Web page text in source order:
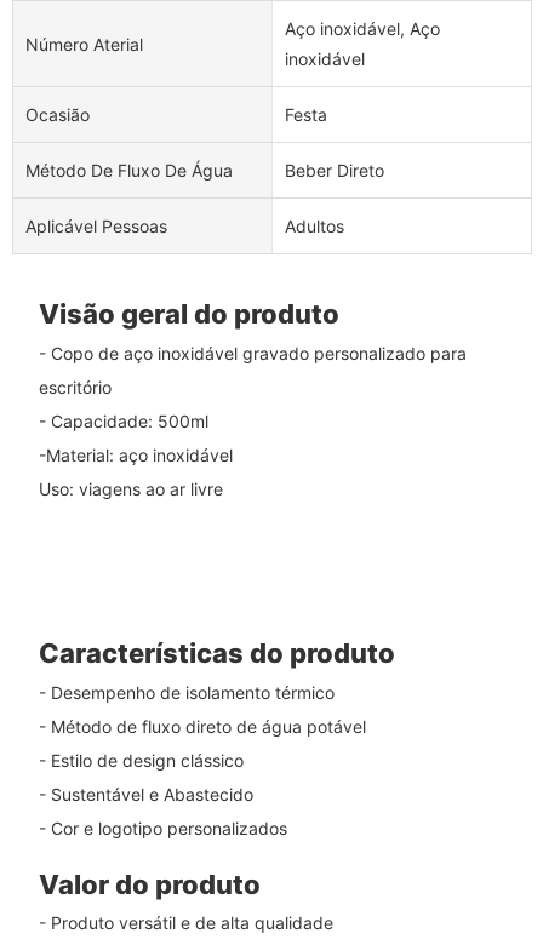
Número Aterial
Aço inoxidável, Aço
inoxidável
Ocasião Festa
Método De Fluxo De Água Beber Direto
Aplicável Pessoas Adultos
Visão geral do produto
- Copo de aço inoxidável gravado personalizado para
escritório
- Capacidade: 500ml
-Material: aço inoxidável
Uso: viagens ao ar livre
Características do produto
- Desempenho de isolamento térmico
- Método de fluxo direto de água potável
- Estilo de design clássico
- Sustentável e Abastecido
- Cor e logotipo personalizados
Valor do produto
- Produto versátil e de alta qualidade